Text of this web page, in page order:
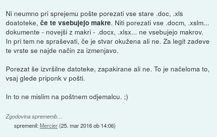
Ni neumno pri sprejemu pošte porezati vse stare .doc, .xls
doatoteke,če te vsebujejo makre. Niti porezati vse .docm, .xslm...
dokumente - novejši z makri - .docx, .xlsx... ne vsebujejo makrov.
In pri tem ne spraševati, če je stvar okužena ali ne. Za legit zadeve
te vrste se najde način za izmenjavo.
Porezat še izvršilne datoteke, zapakirane ali ne. To je načeloma to,
vsaj glede priponk v pošti.
In to ne mislim na poštnem odjemalcu. ;)
Zgodovina sprememb…
spremenil:Mercier(25. mar 2016 ob 14:06)